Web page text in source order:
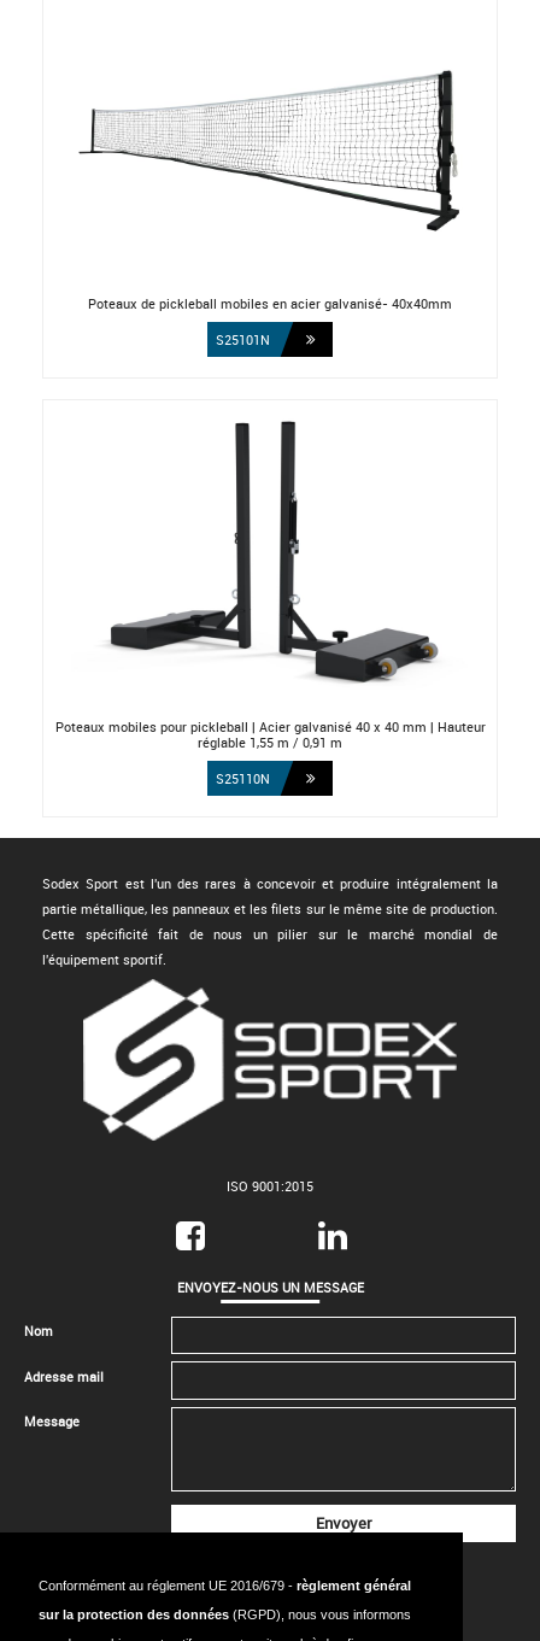
Conformément au réglement UE 2016/679 - règlement général
sur la protection des données (RGPD), nous vous informons
Poteaux de pickleball mobiles en acier galvanisé- 40x40mm
S25101N
Poteaux mobiles pour pickleball | Acier galvanisé 40 x 40 mm | Hauteur
réglable 1,55 m / 0,91 m
S25110N
Sodex Sport est l'un des rares à concevoir et produire intégralement la
partie métallique, les panneaux et les filets sur le même site de production.
Cette spécificité fait de nous un pilier sur le marché mondial de
l'équipement sportif.
ISO 9001:2015
ENVOYEZ-NOUS UN MESSAGE
Nom
Adresse mail
Message
SIÈGE SOCIAL